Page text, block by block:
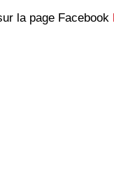
la page Facebook